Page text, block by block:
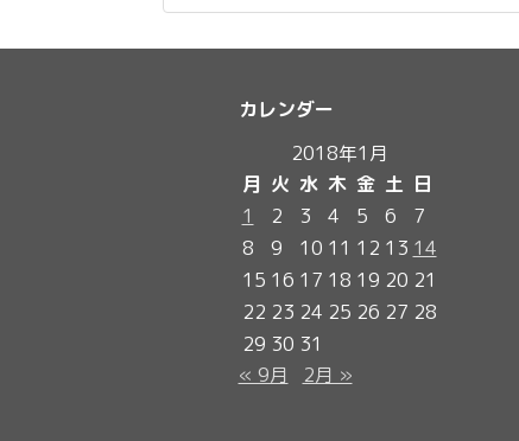
カレンダー
2018年1月
月 火 水 木 金 土 日
1
2 3 4 5 6
7
8
9 10 11 12 13 14
15 16 17 18 19 20 21
22 23 24 25 26 27 28
29 30 31
« 9月
2月 »